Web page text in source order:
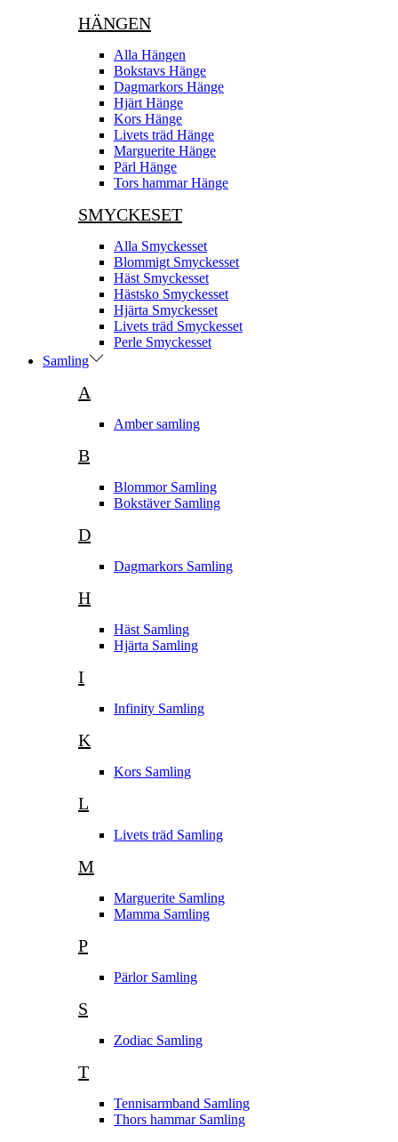
HÄNGEN
Alla Hängen
Bokstavs Hänge
Dagmarkors Hänge
Hjärt Hänge
Kors Hänge
Livets träd Hänge
Marguerite Hänge
Pärl Hänge
Tors hammar Hänge
SMYCKESET
Alla Smyckesset
Blommigt Smyckesset
Häst Smyckesset
Hästsko Smyckesset
Hjärta Smyckesset
Livets träd Smyckesset
Perle Smyckesset
Samling
A
Amber samling
B
Blommor Samling
Bokstäver Samling
D
Dagmarkors Samling
H
Häst Samling
Hjärta Samling
I
Infinity Samling
K
Kors Samling
L
Livets träd Samling
M
Marguerite Samling
Mamma Samling
P
Pärlor Samling
S
Zodiac Samling
T
Tennisarmband Samling
Thors hammar Samling